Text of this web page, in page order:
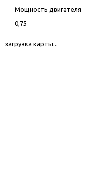
Мощность двигателя
0,75
загрузка карты...